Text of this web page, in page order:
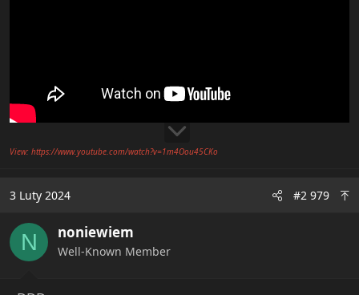
View: https://www.youtube.com/watch?v=1m4Oou45CKo
3 Luty 2024 #2 979
N noniewiem
Well-Known Member